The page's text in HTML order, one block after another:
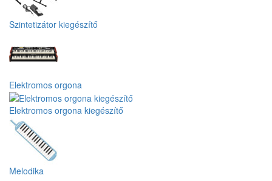
Szintetizátor kiegészítő
Elektromos orgona
Elektromos orgona kiegészítő
Melodika